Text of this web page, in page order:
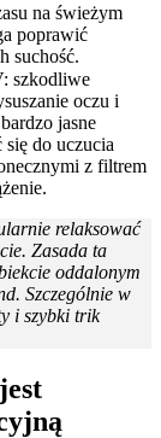
na świeżym
poprawić
suchość.
szkodliwe
oczu i
jasne
do uczucia
z filtrem
relaksować
Zasada ta
oddalonym
Szczególnie w
i szybki trik